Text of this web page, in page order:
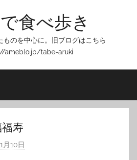
食べ歩き
ものを中心に。旧ブログはこちら
ameblo.jp/tabe-aruki
福寿
月10日